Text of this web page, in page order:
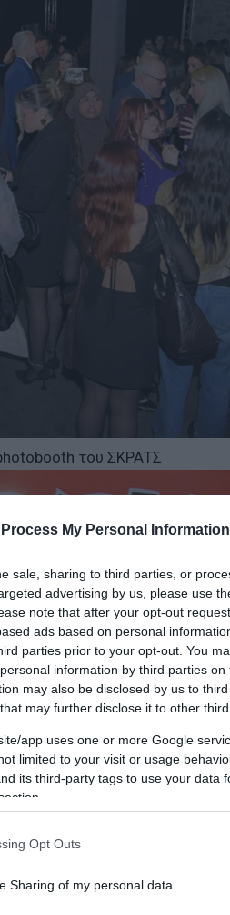
Process My Personal Information
sale, sharing to third parties, or
advertising by us, please use
note that after your opt-out
ads based on personal
parties prior to your opt-out. You
information by third parties on
may also be disclosed by us to
that may further disclose it to other third
app uses one or more Google
limited to your visit or usage
its third-party tags to use your data
Opt Outs
Sharing of my personal data.
του ΣΚΡΑΤΣ